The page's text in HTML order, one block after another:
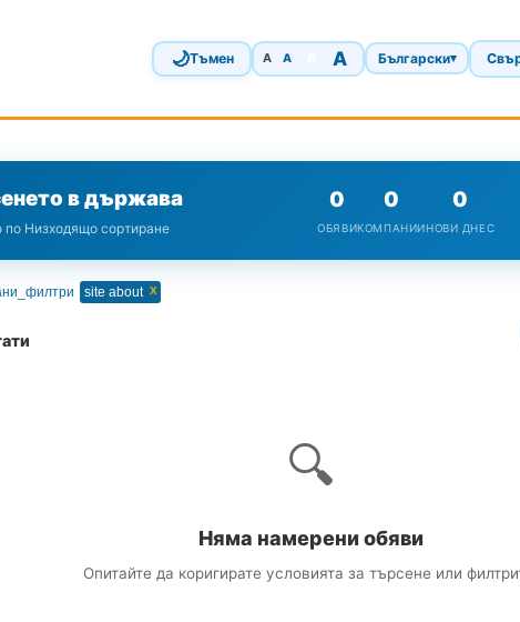
🌙Тъмен A A A Български▾
в държава
по Низходящо сортиране
0
ОБЯВИ
0
КОМПАНИИ
0
НОВИ ДНЕС
site about x
🔍
Няма намерени обяви
Опитайте да коригирате условията за търсене или